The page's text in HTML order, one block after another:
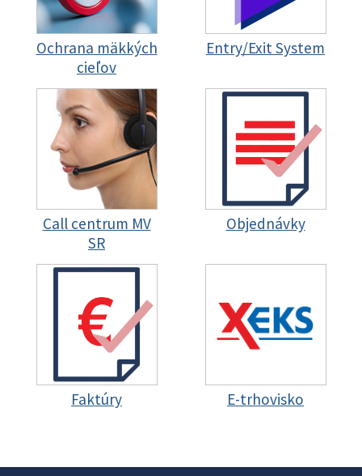
Ochrana mäkkých
cieľov
Entry/Exit System
Call centrum MV
SR
Objednávky
Faktúry E-trhovisko